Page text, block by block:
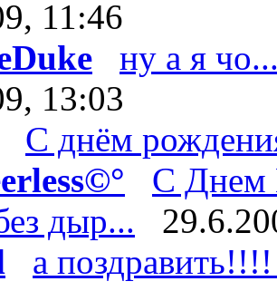
11:46
ну а я
13:03
С днём
C Днем
дыр...
а